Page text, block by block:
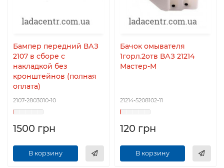
Бампер передний ВАЗ
2107 в сборе с
накладкой без
кронштейнов (полная
оплата)
2107-2803010-10
1500 грн
В корзину
Бачок омывателя
1горл.2отв ВАЗ 21214
Мастер-М
21214-5208102-11
120 грн
В корзину